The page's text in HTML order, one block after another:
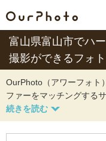
富山県富山市でハ
撮影ができるフォ
OurPhoto（アワーフォト
ファーをマッチングする